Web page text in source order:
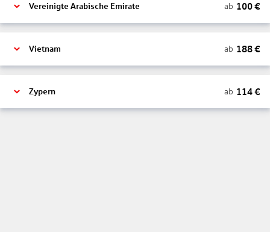
Vereinigte Arabische Emirate ab 100€
Vietnam ab 188€
Zypern ab 114€